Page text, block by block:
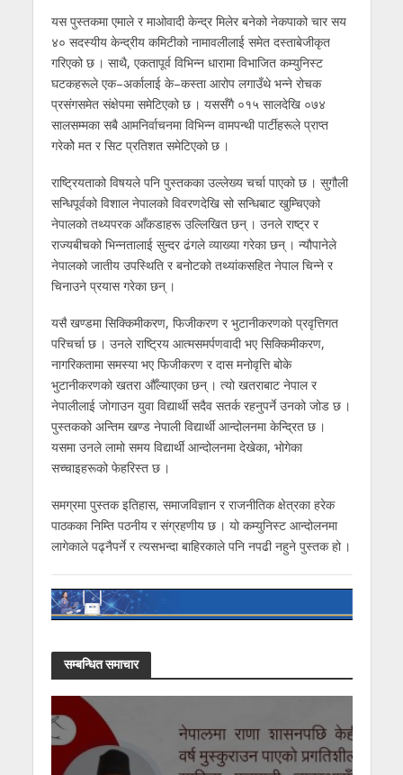
यस पुस्तकमा एमाले र माओवादी केन्द्र मिलेर बनेको नेकपाको चार सय
४० सदस्यीय केन्द्रीय कमिटीको नामावलीलाई समेत दस्ताबेजीकृत
गरिएको छ । साथै, एकतापूर्व विभिन्न धारामा विभाजित कम्युनिस्ट
घटकहरूले एक–अर्कालाई के–कस्ता आरोप लगाउँथे भन्ने रोचक
प्रसंगसमेत संक्षेपमा समेटिएको छ । यससँगै ०१५ सालदेखि ०७४
सालसम्मका सबै आमनिर्वाचनमा विभिन्न वामपन्थी पार्टीहरूले प्राप्त
गरेकोे मत र सिट प्रतिशत समेटिएको छ ।
राष्ट्रियताको विषयले पनि पुस्तकका उल्लेख्य चर्चा पाएको छ । सुगौली
सन्धिपूर्वको विशाल नेपालको विवरणदेखि सो सन्धिबाट खुम्चिएको
नेपालको तथ्यपरक आँकडाहरू उल्लिखित छन् । उनले राष्ट्र र
राज्यबीचको भिन्नतालाई सुन्दर ढंगले व्याख्या गरेका छन् । न्यौपानेले
नेपालको जातीय उपस्थिति र बनोटको तथ्यांकसहित नेपाल चिन्ने र
चिनाउने प्रयास गरेका छन् ।
यसै खण्डमा सिक्किमीकरण, फिजीकरण र भुटानीकरणको प्रवृत्तिगत
परिचर्चा छ । उनले राष्ट्रिय आत्मसमर्पणवादी भए सिक्किमीकरण,
नागरिकतामा समस्या भए फिजीकरण र दास मनोवृत्ति बोके
भुटानीकरणको खतरा औँल्याएका छन् । त्यो खतराबाट नेपाल र
नेपालीलाई जोगाउन युवा विद्यार्थी सदैव सतर्क रहनुपर्ने उनको जोड छ ।
पुस्तकको अन्तिम खण्ड नेपाली विद्यार्थी आन्दोलनमा केन्द्रित छ ।
यसमा उनले लामो समय विद्यार्थी आन्दोलनमा देखेका, भोगेका
सच्चाइहरूक‍ो फेहरिस्त छ ।
समग्रमा पुस्तक इतिहास, समाजविज्ञान र राजनीतिक क्षेत्रका हरेक
पाठकका निम्ति पठनीय र संग्रहणीय छ । यो कम्युनिस्ट आन्दोलनमा
लागेकाले पढ्नैपर्ने र त्यसभन्दा बाहिरकाले पनि नपढी नहुने पुस्तक हो ।
सम्बन्धित समाचार